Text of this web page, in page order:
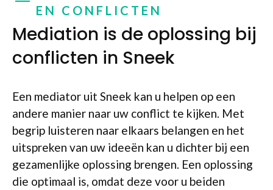
EN CONFLICTEN
Mediation is de oplossing bij
conflicten in Sneek
Een mediator uit Sneek kan u helpen op een
andere manier naar uw conflict te kijken. Met
begrip luisteren naar elkaars belangen en het
uitspreken van uw ideeën kan u dichter bij een
gezamenlijke oplossing brengen. Een oplossing
die optimaal is, omdat deze voor u beiden